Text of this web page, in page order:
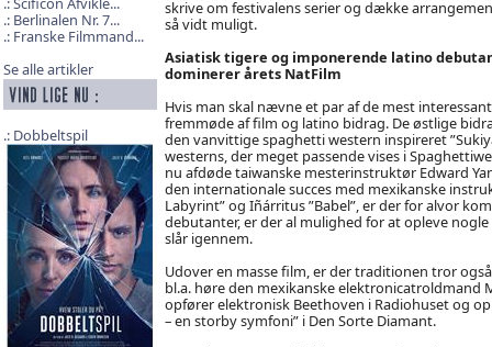
Berlinalen Nr. 7...
Franske Filmmand...
Se alle artikler
Dobbeltspil
skrive om festivalens serier og dække
så vidt muligt.
Asiatisk tigere og imponerende latino
dominerer årets NatFilm
Hvis man skal nævne et par af de mest
fremmøde af film og latino bidrag. De østlige
den vanvittige spaghetti western inspireret
westerns, der meget passende vises i
nu afdøde taiwanske mesterinstruktør Edward
den internationale succes med mexikanske
Labyrint” og Iñárritus ”Babel”, er der for alvor
debutanter, er der al mulighed for at opleve
slår igennem.
Udover en masse film, er der traditionen tror
bl.a. høre den mexikanske
opfører elektronisk Beethoven i Radiohuset og
– en storby symfoni” i Den Sorte Diamant.